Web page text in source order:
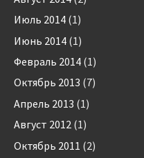
Июль 2014 (1)
Июнь 2014 (1)
Февраль 2014 (1)
Октябрь 2013 (7)
Апрель 2013 (1)
Август 2012 (1)
Октябрь 2011 (2)